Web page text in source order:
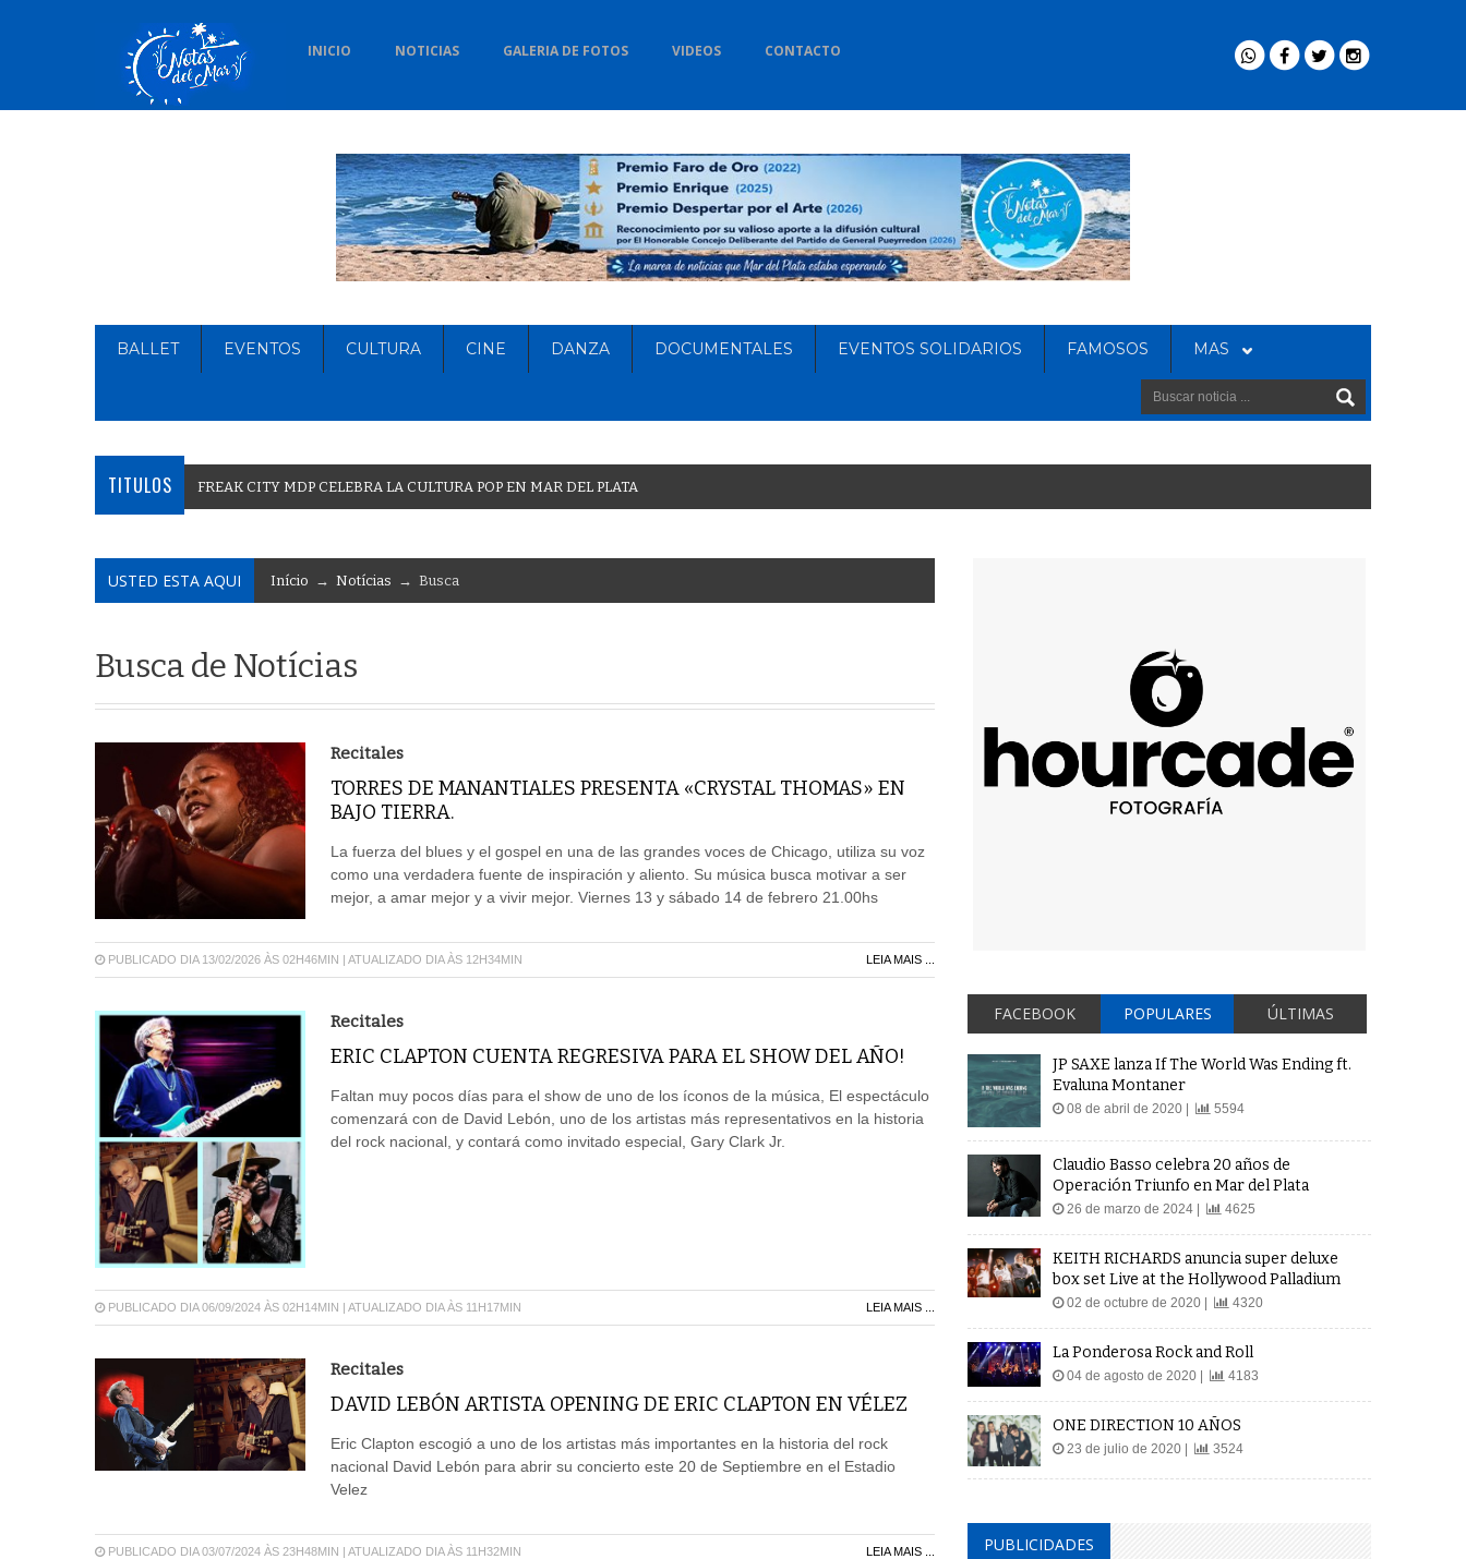
INICIO NOTICIAS GALERIA DE FOTOS VIDEOS CONTACTO
BALLET EVENTOS CULTURA CINE DANZA DOCUMENTALES EVENTOS SOLIDARIOS FAMOSOS MAS
TITULOS FREAK CITY MDP CELEBRA LA CULTURA POP EN MAR DEL PLATA
USTED ESTA AQUI Início → Notícias → Busca
Busca de Notícias
Recitales
TORRES DE MANANTIALES PRESENTA «CRYSTAL THOMAS» EN
BAJO TIERRA.
La fuerza del blues y el gospel en una de las grandes voces de Chicago, utiliza su voz
como una verdadera fuente de inspiración y aliento. Su música busca motivar a ser
mejor, a amar mejor y a vivir mejor. Viernes 13 y sábado 14 de febrero 21.00hs
PUBLICADO DIA 13/02/2026 ÀS 02H46MIN | ATUALIZADO DIA ÀS 12H34MIN LEIA MAIS ...
Recitales
ERIC CLAPTON CUENTA REGRESIVA PARA EL SHOW DEL AÑO!
Faltan muy pocos días para el show de uno de los íconos de la música, El espectáculo
comenzará con de David Lebón, uno de los artistas más representativos en la historia
del rock nacional, y contará como invitado especial, Gary Clark Jr.
PUBLICADO DIA 06/09/2024 ÀS 02H14MIN | ATUALIZADO DIA ÀS 11H17MIN LEIA MAIS ...
Recitales
DAVID LEBÓN ARTISTA OPENING DE ERIC CLAPTON EN VÉLEZ
Eric Clapton escogió a uno de los artistas más importantes en la historia del rock
nacional David Lebón para abrir su concierto este 20 de Septiembre en el Estadio
Velez
PUBLICADO DIA 03/07/2024 ÀS 23H48MIN | ATUALIZADO DIA ÀS 11H32MIN LEIA MAIS ...
FACEBOOK POPULARES ÚLTIMAS
JP SAXE lanza If The World Was Ending ft.
Evaluna Montaner
08 de abril de 2020 | 5594
Claudio Basso celebra 20 años de
Operación Triunfo en Mar del Plata
26 de marzo de 2024 | 4625
KEITH RICHARDS anuncia super deluxe
box set Live at the Hollywood Palladium
02 de octubre de 2020 | 4320
La Ponderosa Rock and Roll
04 de agosto de 2020 | 4183
ONE DIRECTION 10 AÑOS
23 de julio de 2020 | 3524
PUBLICIDADES